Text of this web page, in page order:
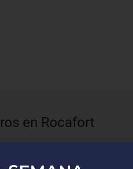
en Rocafort